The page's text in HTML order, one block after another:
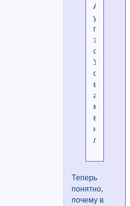
Админы,
удалите
зимние
смайлики.
Уже
середина
весны,
а
мы
все
на
лыжах.
Теперь
понятно,
почему в